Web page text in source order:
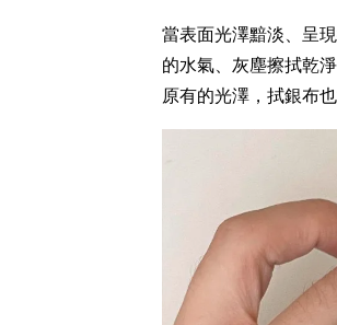
當表面光澤黯淡、呈
的水氣、灰塵擦拭乾
原有的光澤，拭銀布